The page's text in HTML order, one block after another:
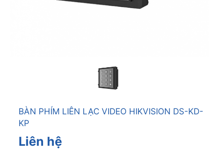
BÀN PHÍM LIÊN LẠC VIDEO HIKVISION DS-KD-
KP
Liên hệ